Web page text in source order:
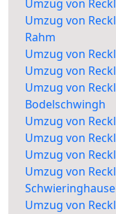
Umzug von
Umzug von
Rahm
Umzug von
Umzug von
Umzug von
Bodelschwingh
Umzug von
Umzug von
Umzug von
Umzug von
Umzug von